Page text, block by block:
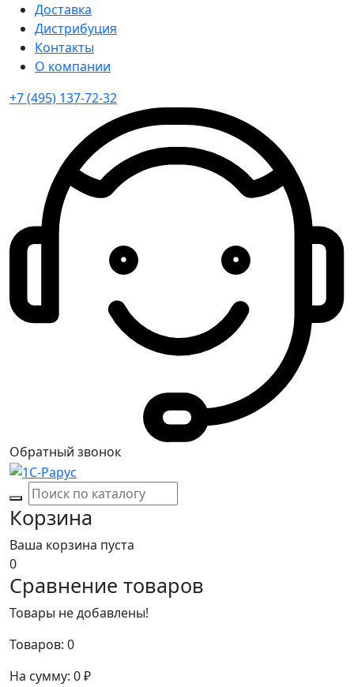
Доставка
Дистрибуция
Контакты
О компании
+7 (495) 137-72-32
Обратный звонок
Корзина
Ваша корзина пуста
0
Сравнение товаров
Товары не добавлены!
Товаров: 0
На сумму: 0₽